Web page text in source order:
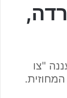
הפועל רעננה "צו